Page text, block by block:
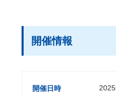
開催情報
開催日時